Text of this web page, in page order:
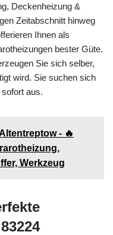
Deckenheizung &
Zeitabschnitt hinweg
Ihnen als
bester Güte.
Sie sich selber,
wird. Sie suchen sich
aus.
- 🔥
Werkzeug